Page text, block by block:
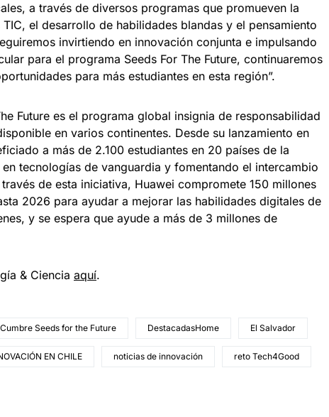
a través de diversos programas que promueven la
el desarrollo de habilidades blandas y el pensamiento
invirtiendo en innovación conjunta e impulsando
para el programa Seeds For The Future, continuaremos
para más estudiantes en esta región”.
Future es el programa global insignia de responsabilidad
en varios continentes. Desde su lanzamiento en
a más de 2.100 estudiantes en 20 países de la
tecnologías de vanguardia y fomentando el intercambio
de esta iniciativa, Huawei compromete 150 millones
2026 para ayudar a mejorar las habilidades digitales de
y se espera que ayude a más de 3 millones de
& Ciencia aquí.
Cumbre Seeds for the Future DestacadasHome El Salvador
EN CHILE noticias de innovación reto Tech4Good